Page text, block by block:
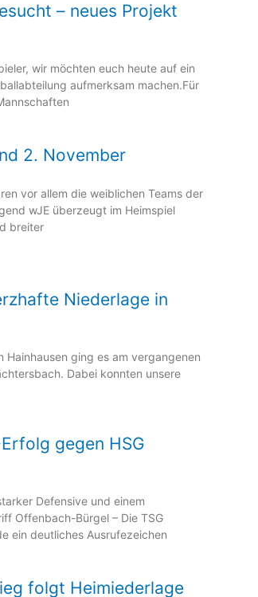
– neues Projekt
wir möchten euch heute auf ein
aufmerksam machen.Für
2. November
vor allem die weiblichen Teams der
wJE überzeugt im Heimspiel
breiter
Niederlage in
ging es am vergangenen
Dabei konnten unsere
gegen HSG
Defensive und einem
Offenbach-Bürgel – Die TSG
ein deutliches Ausrufezeichen
folgt Heimiederlage